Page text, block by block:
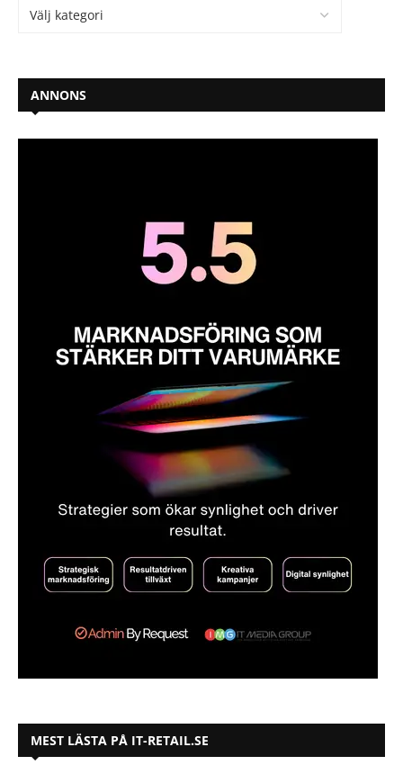
ANNONS
MEST LÄSTA PÅ IT-RETAIL.SE